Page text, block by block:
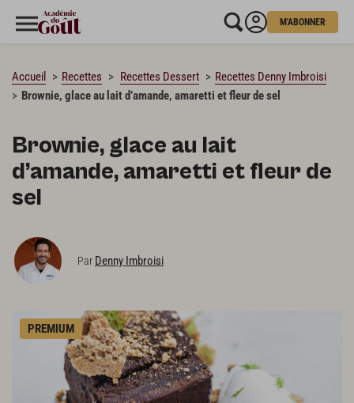
M'ABONNER
Accueil Recettes Recettes Dessert
Recettes Denny Imbroisi
Brownie, glace au lait d’amande, amaretti et fleur de sel
Brownie, glace au lait
d’amande, amaretti et fleur de
sel
Par Denny Imbroisi
PREMIUM
CHARGEMENT…